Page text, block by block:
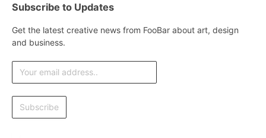
Subscribe to Updates
Get the latest creative news from FooBar about art, design
and business.